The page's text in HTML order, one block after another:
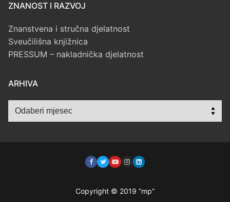
ZNANOST I RAZVOJ
Znanstvena i stručna djelatnost
Sveučilišna knjižnica
PRESSUM – nakladnička djelatnost
ARHIVA
Arhiva
Copyright © 2019 “mp”